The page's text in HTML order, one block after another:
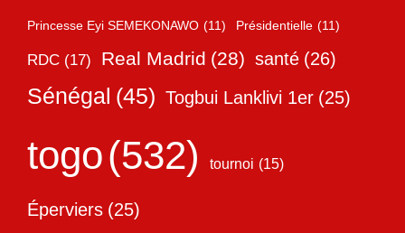
Princesse Eyi SEMEKONAWO (11) Présidentielle (11)
RDC (17) Real Madrid (28) santé (26)
Sénégal (45) Togbui Lanklivi 1er (25)
togo(532) tournoi (15)
Éperviers (25)